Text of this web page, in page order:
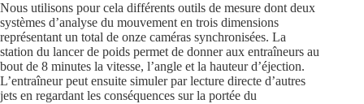
Nous utilisons pour cela différents outils de mesure dont deux
systèmes d’analyse du mouvement en trois dimensions
représentant un total de onze caméras synchronisées. La
station du lancer de poids permet de donner aux entraîneurs au
bout de 8 minutes la vitesse, l’angle et la hauteur d’éjection.
L’entraîneur peut ensuite simuler par lecture directe d’autres
jets en regardant les conséquences sur la portée du